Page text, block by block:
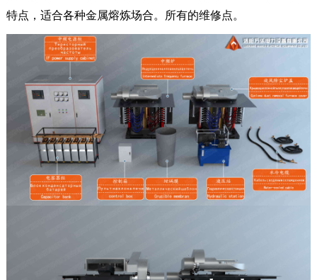
特点，适合各种金属熔炼场合。所有的维修点。